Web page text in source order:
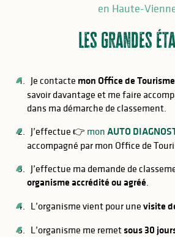
en Haute-
Les grandes
Je contacte mon Office de
savoir davantage et me faire
dans ma démarche de classement.
J’effectue 👉 mon AUTO
accompagné par mon Office de
J’effectue ma demande de
organisme accrédité ou agréé.
L’organisme vient pour une visite
L’organisme me remet sous 30